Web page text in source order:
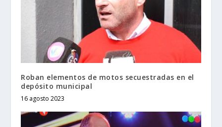
Roban elementos de motos secuestradas en el
depósito municipal
16 agosto 2023